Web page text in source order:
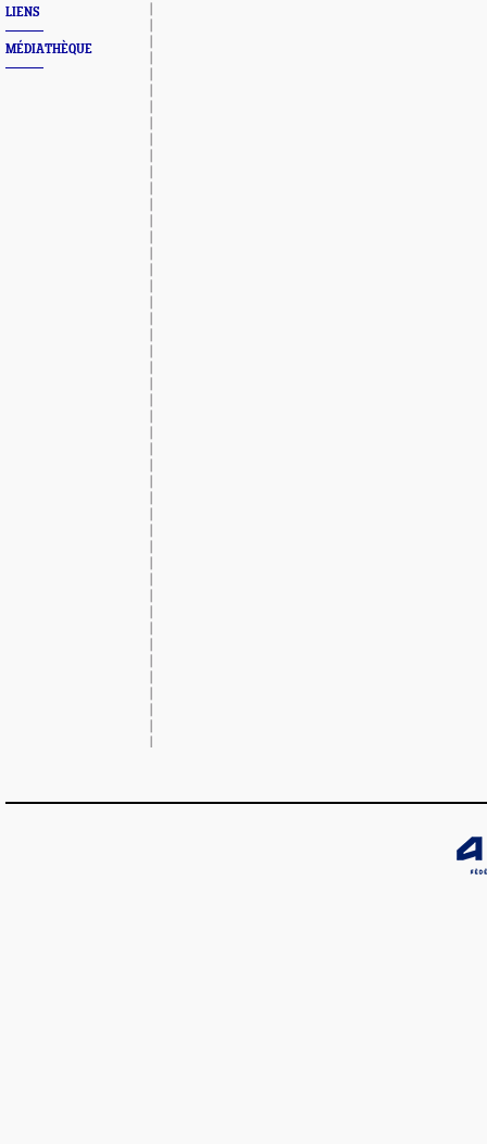
LIENS
MÉDIATHÈQUE